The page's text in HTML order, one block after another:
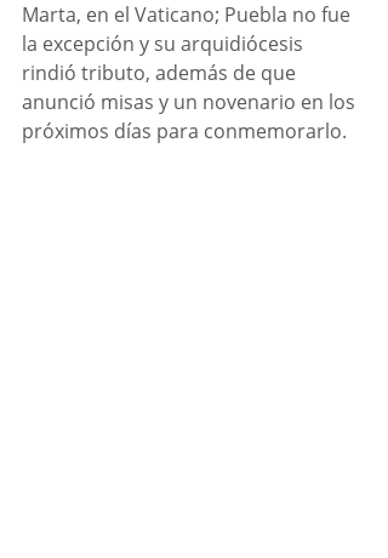
Marta, en el Vaticano; Puebla no fue
la excepción y su arquidiócesis
rindió tributo, además de que
anunció misas y un novenario en los
próximos días para conmemorarlo.